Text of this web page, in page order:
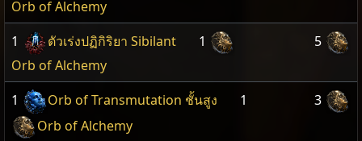
Orb of Alchemy
1 ตัวเร่งปฏิกิริยา Sibilant
1
Orb of Alchemy
5
1 Orb of Transmutation ชั้นสูง
1
Orb of Alchemy
3